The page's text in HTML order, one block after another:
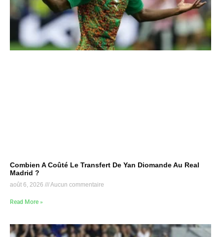
Combien A Coûté Le Transfert De Yan Diomande Au Real
Madrid ?
août 6, 2026 Aucun commentaire
Read More »